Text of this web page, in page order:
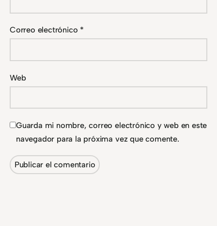
Correo electrónico *
Web
Guarda mi nombre, correo electrónico y web en este
navegador para la próxima vez que comente.